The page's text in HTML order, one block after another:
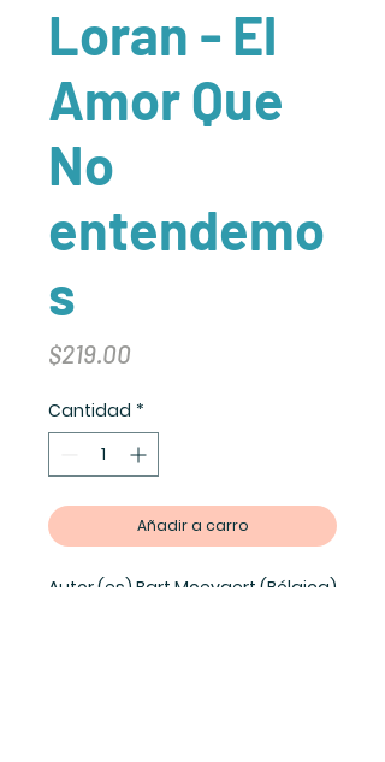
Loran - El
Amor Que
No
entendemo
s
$219.00
Cantidad *
Añadir a carro
Autor (es) Bart Moeyaert (Bélgica)